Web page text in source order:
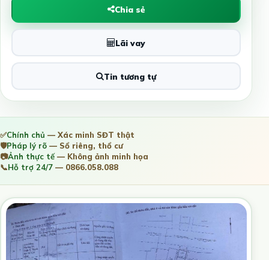
Chia sẻ
Lãi vay
Tin tương tự
✅Chính chủ — Xác minh SĐT thật
🛡️Pháp lý rõ — Sổ riêng, thổ cư
📷Ảnh thực tế— Không ảnh minh họa
📞Hỗ trợ 24/7 — 0866.058.088